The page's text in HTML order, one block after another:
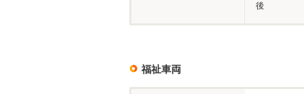
後
福祉車両